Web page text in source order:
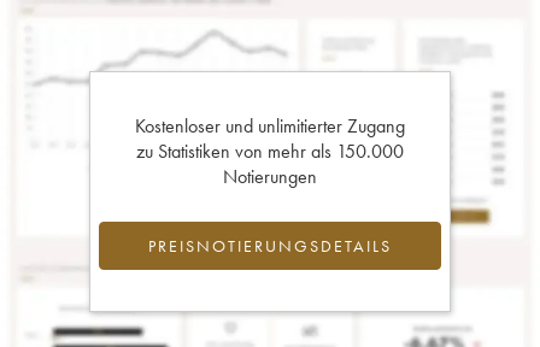
Kostenloser und unlimitierter Zugang
zu Statistiken von mehr als 150.000
Notierungen
PREISNOTIERUNGSDETAILS